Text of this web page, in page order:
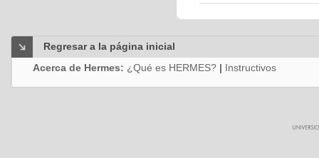
Regresar a la página inicial
Acerca de Hermes: ¿Qué es HERMES? | Instructivos